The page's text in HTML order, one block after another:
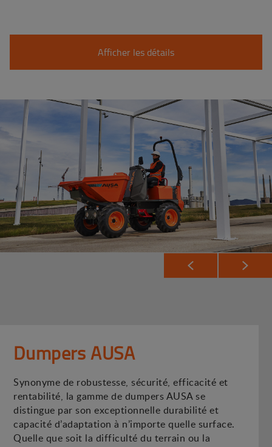
Afficher les détails
Dumpers AUSA
Synonyme de robustesse, sécurité, efficacité et
rentabilité, la gamme de dumpers AUSA se
distingue par son exceptionnelle durabilité et
capacité d’adaptation à n’importe quelle surface.
Quelle que soit la difficulté du terrain ou la